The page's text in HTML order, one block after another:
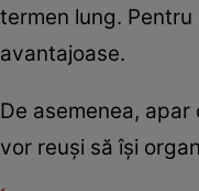
termen lung.
avantajoase.
De asemenea,
vor reuși să își